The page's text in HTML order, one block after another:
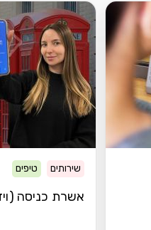
שירותים טיפים
אשרת כניסה